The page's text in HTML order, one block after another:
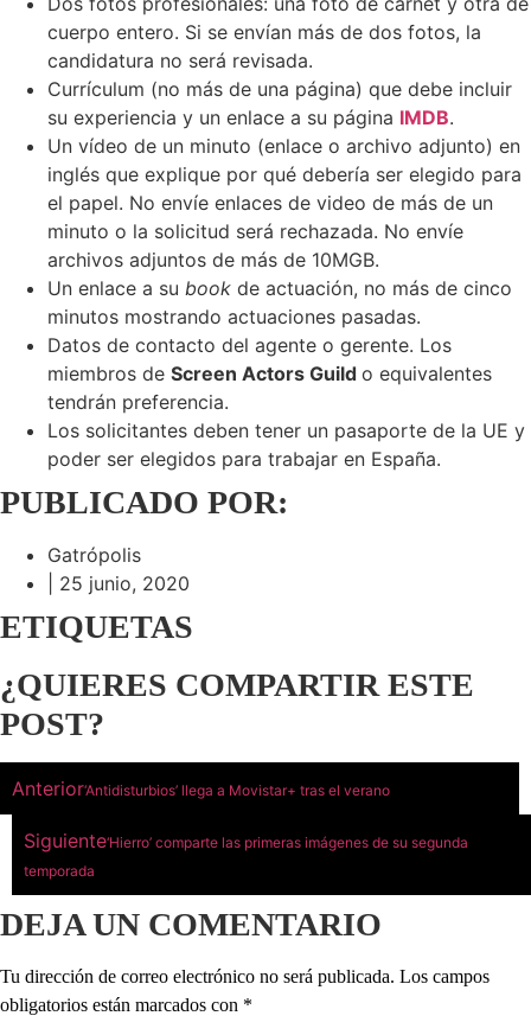
cuerpo entero. Si se envían más de dos fotos, la
candidatura no será revisada.
Currículum (no más de una página) que debe incluir
su experiencia y un enlace a su página IMDB.
Un vídeo de un minuto (enlace o archivo adjunto) en
inglés que explique por qué debería ser elegido para
el papel. No envíe enlaces de video de más de un
minuto o la solicitud será rechazada. No envíe
archivos adjuntos de más de 10MGB.
Un enlace a su book de actuación, no más de cinco
minutos mostrando actuaciones pasadas.
Datos de contacto del agente o gerente. Los
miembros de Screen Actors Guild o equivalentes
tendrán preferencia.
Los solicitantes deben tener un pasaporte de la UE y
poder ser elegidos para trabajar en España.
PUBLICADO POR:
Gatrópolis
25 junio, 2020
ETIQUETAS
¿QUIERES COMPARTIR ESTE
POST?
Anterior‘Antidisturbios’ llega a Movistar+ tras el verano
Siguiente‘Hierro’ comparte las primeras imágenes de su segunda
temporada
DEJA UN COMENTARIO
Tu dirección de correo electrónico no será publicada. Los campos
obligatorios están marcados con *